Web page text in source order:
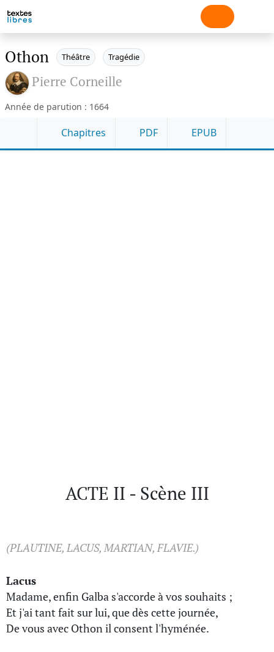
Othon Théâtre Tragédie
Pierre Corneille
Année de parution : 1664
Chapitres PDF EPUB
ACTE II - Scène III
(PLAUTINE, LACUS, MARTIAN, FLAVIE.)
Lacus
Madame, enfin Galba s'accorde à vos souhaits ;
Et j'ai tant fait sur lui, que dès cette journée,
De vous avec Othon il consent l'hyménée.